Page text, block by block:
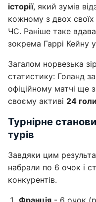
історії, який зумів
кожному з двох
ЧС. Раніше таке
зокрема Гаррі Кейну
Загалом норвезька
статистику: Голанд
офіційному матчі
своєму активі 24
Турнірне
турів
Завдяки цим
набрали по 6 очок і
конкурентів.